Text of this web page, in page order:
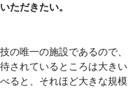
ただきたい。
の唯一の施設であるので、
されているところは大きい
ると、それほど大きな規模